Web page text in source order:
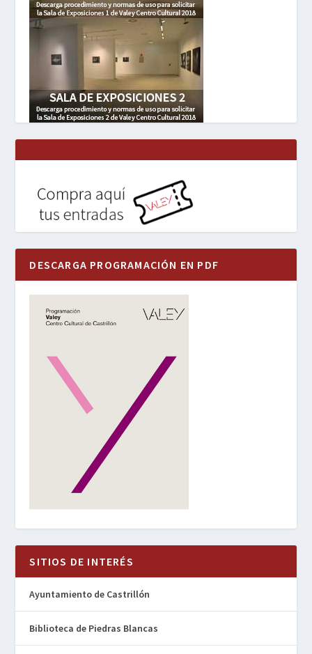
DESCARGA PROGRAMACIÓN EN PDF
SITIOS DE INTERÉS
Ayuntamiento de Castrillón
Biblioteca de Piedras Blancas